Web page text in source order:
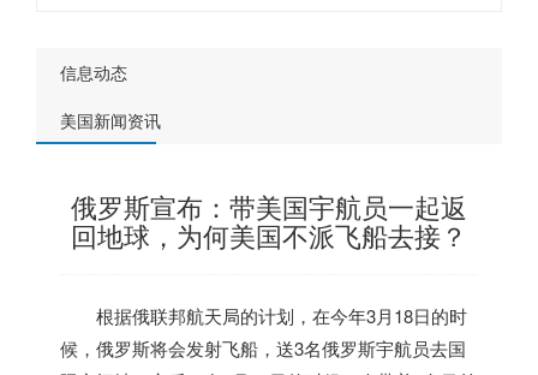
信息动态
美国新闻资讯
俄罗斯宣布：带美国宇航员一起返
回地球，为何美国不派飞船去接？
根据俄联邦航天局的计划，在今年3月18日的时
候，俄罗斯将会发射飞船，送3名俄罗斯宇航员去国